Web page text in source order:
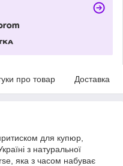
про товар Доставка
для купюр,
з натуральної
яка з часом набуває